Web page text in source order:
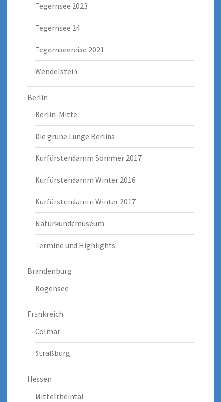
Tegernsee 2023
Tegernsee 24
Tegernseereise 2021
Wendelstein
Berlin
Berlin-Mitte
Die grüne Lunge Berlins
Kurfürstendamm Sommer 2017
Kurfürstendamm Winter 2016
Kurfürstendamm Winter 2017
Naturkundemuseum
Termine und Highlights
Brandenburg
Bogensee
Frankreich
Colmar
Straßburg
Hessen
Mittelrheintal